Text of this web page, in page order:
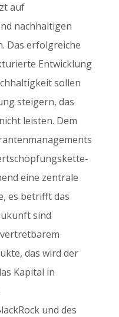
auf
nachhaltigen
Das erfolgreiche
Entwicklung
sollen
steigern, das
leisten. Dem
eine zentrale
es betrifft das
sind
das wird der
Kapital in
und des